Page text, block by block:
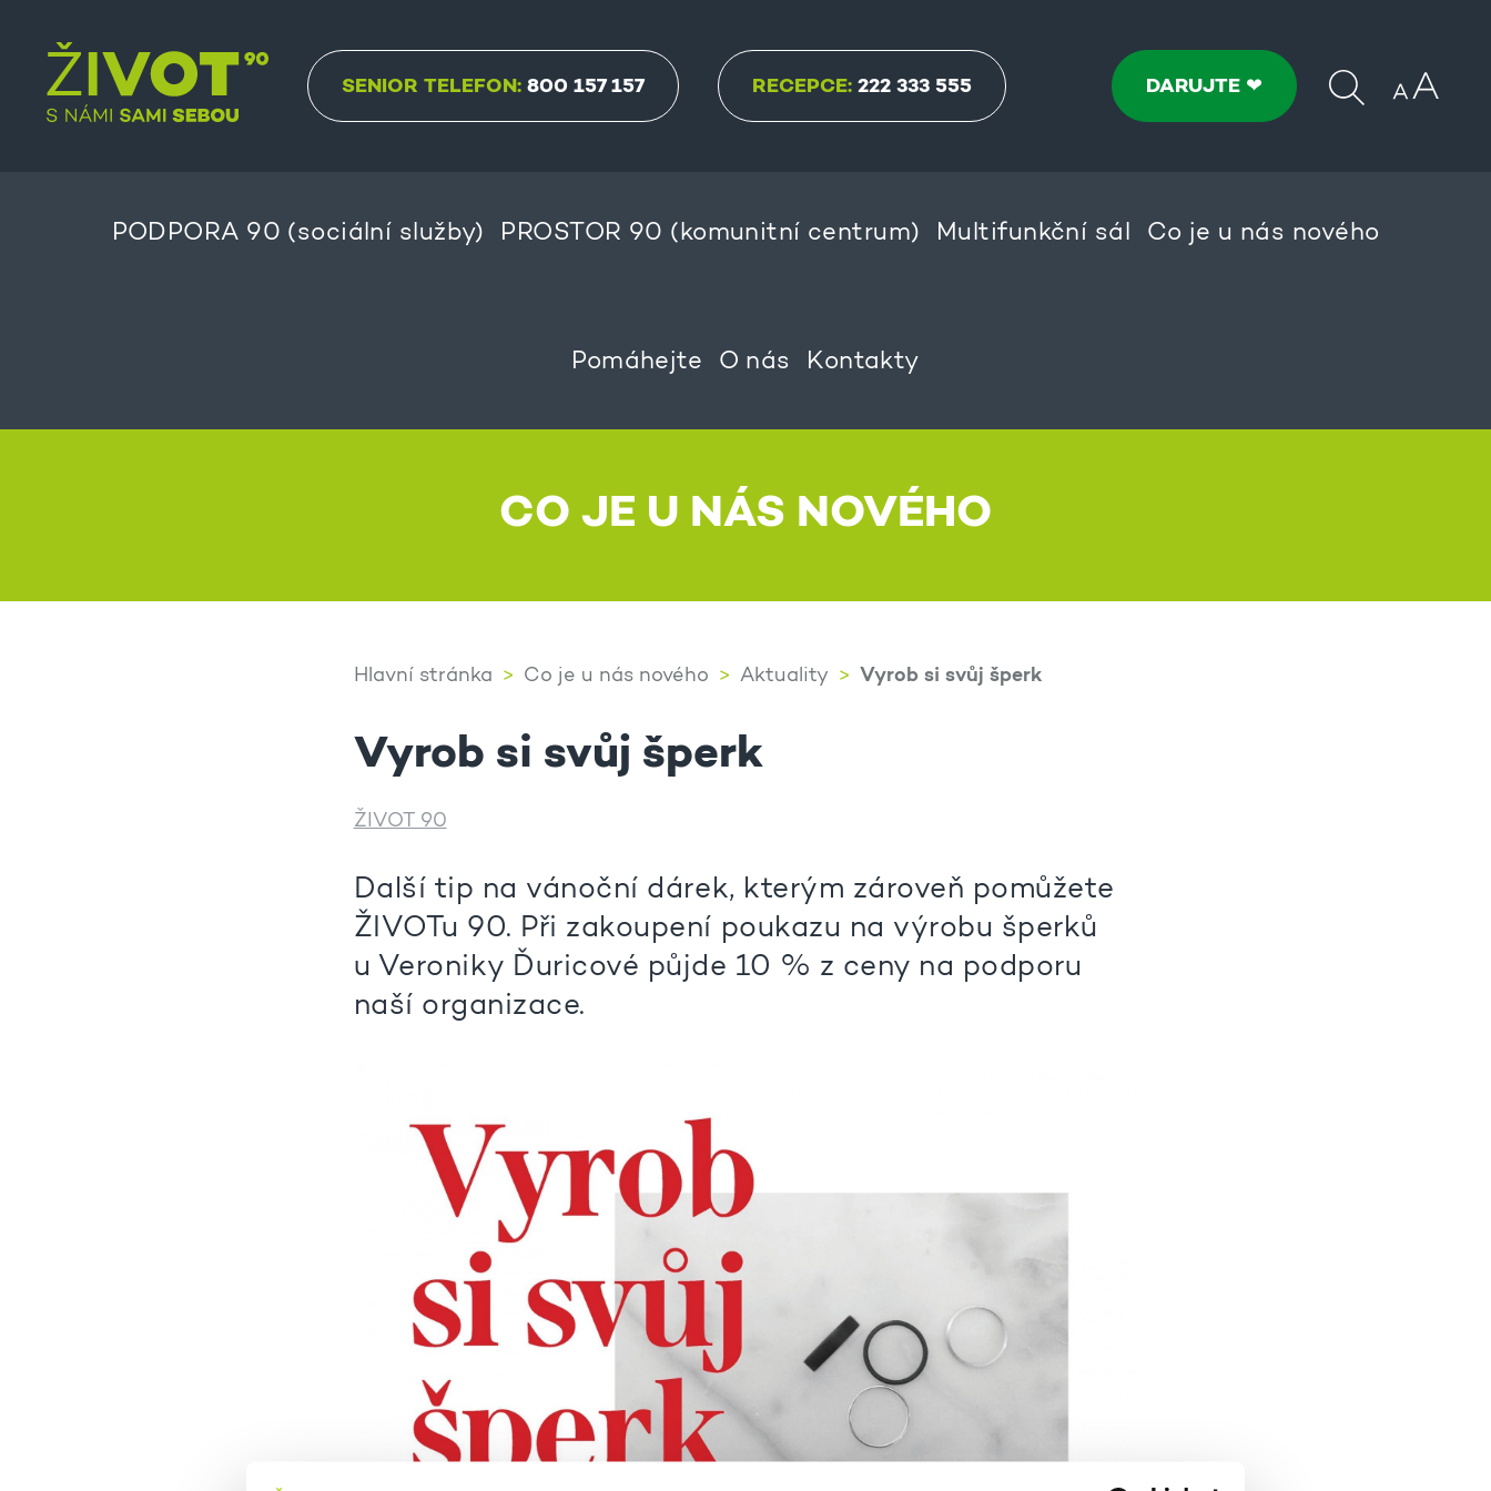
SENIOR TELEFON: 800 157 157 RECEPCE: 222 333 555 DARUJTE ❤
PODPORA 90 (sociální služby) PROSTOR 90 (komunitní centrum) Multifunkční sál Co je u nás nového
Pomáhejte O nás Kontakty
CO JE U NÁS NOVÉHO
Hlavní stránka Co je u nás nového Aktuality Vyrob si svůj šperk
Vyrob si svůj šperk
ŽIVOT 90
Další tip na vánoční dárek, kterým zároveň pomůžete
ŽIVOTu 90. Při zakoupení poukazu na výrobu šperků
u Veroniky Ďuricové půjde 10 % z ceny na podporu
naší organizace.